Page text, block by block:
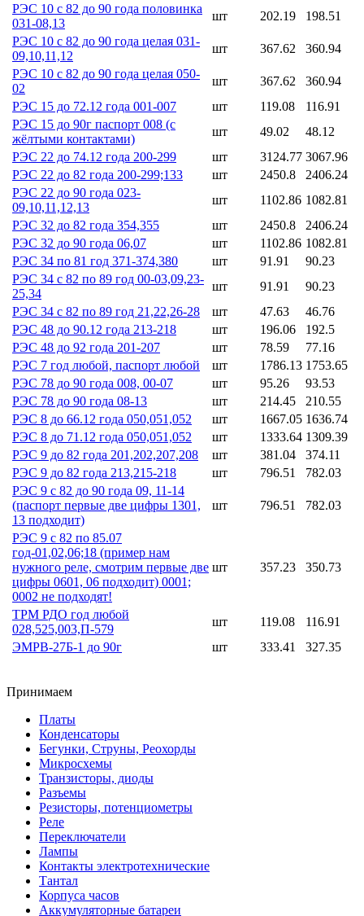
РЭС 10 с 82 до 90 года половинка
031-08,13
шт 202.19
198.51
РЭС 10 с 82 до 90 года целая 031-
09,10,11,12
шт 367.62
360.94
РЭС 10 с 82 до 90 года целая 050-
02
шт 367.62
360.94
РЭС 15 до 72.12 года 001-007
шт 119.08
116.91
РЭС 15 до 90г паспорт 008 (с
жёлтыми контактами)
шт 49.02
48.12
РЭС 22 до 74.12 года 200-299
шт 3124.77 3067.96
РЭС 22 до 82 года 200-299;133
шт 2450.8
2406.24
РЭС 22 до 90 года 023-
09,10,11,12,13
шт 1102.86 1082.81
РЭС 32 до 82 года 354,355
шт 2450.8
2406.24
РЭС 32 до 90 года 06,07
шт 1102.86 1082.81
РЭС 34 по 81 год 371-374,380
шт 91.91
90.23
РЭС 34 с 82 по 89 год 00-03,09,23-
25,34
шт 91.91
90.23
РЭС 34 с 82 по 89 год 21,22,26-28
шт 47.63
46.76
РЭС 48 до 90.12 года 213-218
шт 196.06
192.5
РЭС 48 до 92 года 201-207
шт 78.59
77.16
РЭС 7 год любой, паспорт любой
шт 1786.13 1753.65
РЭС 78 до 90 года 008, 00-07
шт 95.26
93.53
РЭС 78 до 90 года 08-13
шт 214.45
210.55
РЭС 8 до 66.12 года 050,051,052
шт 1667.05 1636.74
РЭС 8 до 71.12 года 050,051,052
шт 1333.64 1309.39
РЭС 9 до 82 года 201,202,207,208
шт 381.04
374.11
РЭС 9 до 82 года 213,215-218
шт 796.51
782.03
РЭС 9 с 82 до 90 года 09, 11-14
(паспорт первые две цифры 1301,
13 подходит)
шт 796.51 782.03
РЭС 9 с 82 по 85.07
год-01,02,06;18 (пример нам
нужного реле, смотрим первые две
цифры 0601, 06 подходит) 0001;
0002 не подходят!
шт 357.23 350.73
ТРМ РДО год любой
028,525,003,П-579
шт 119.08
116.91
ЭМРВ-27Б-1 до 90г
шт 333.41 327.35
Принимаем
Платы
Конденсаторы
Бегунки, Струны, Реохорды
Микросхемы
Транзисторы, диоды
Разъемы
Резисторы, потенциометры
Реле
Переключатели
Лампы
Контакты электротехнические
Тантал
Корпуса часов
Аккумуляторные батареи